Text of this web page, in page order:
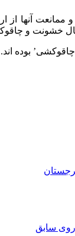
و ممانعت آنها
بوده اند.
سابق